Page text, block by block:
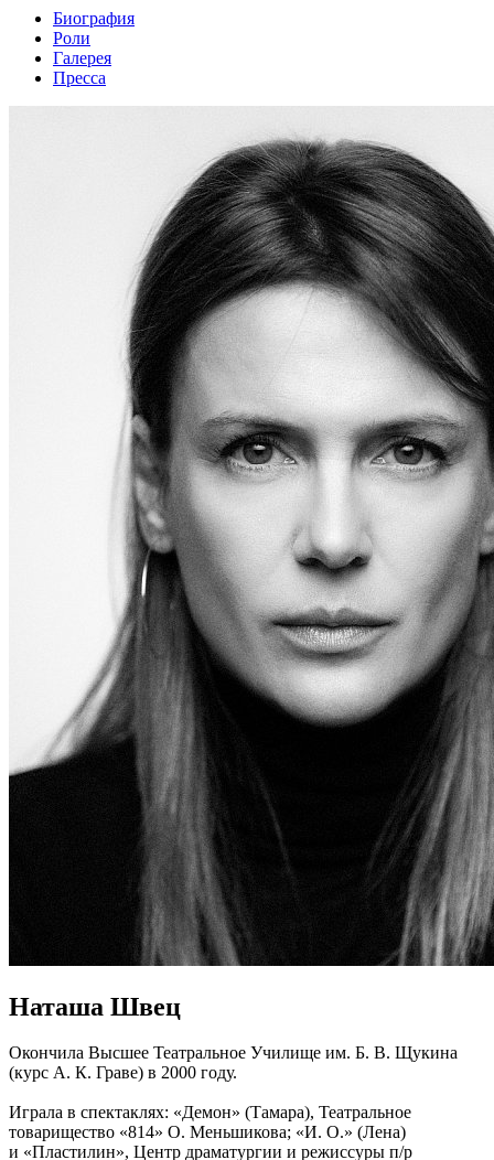
Биография
Роли
Галерея
Пресса
Наташа Швец
Окончила Высшее Театральное Училище им. Б. В. Щукина
(курс А. К. Граве) в 2000 году.
Играла в спектаклях: «Демон» (Тамара), Театральное
товарищество «814» О. Меньшикова; «И. О.» (Лена)
и «Пластилин», Центр драматургии и режиссуры п/р